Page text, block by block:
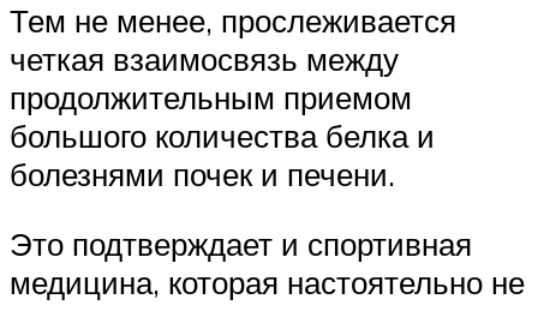
Тем не менее, прослеживается
четкая взаимосвязь между
продолжительным приемом
большого количества белка и
болезнями почек и печени.
Это подтверждает и спортивная
медицина, которая настоятельно не